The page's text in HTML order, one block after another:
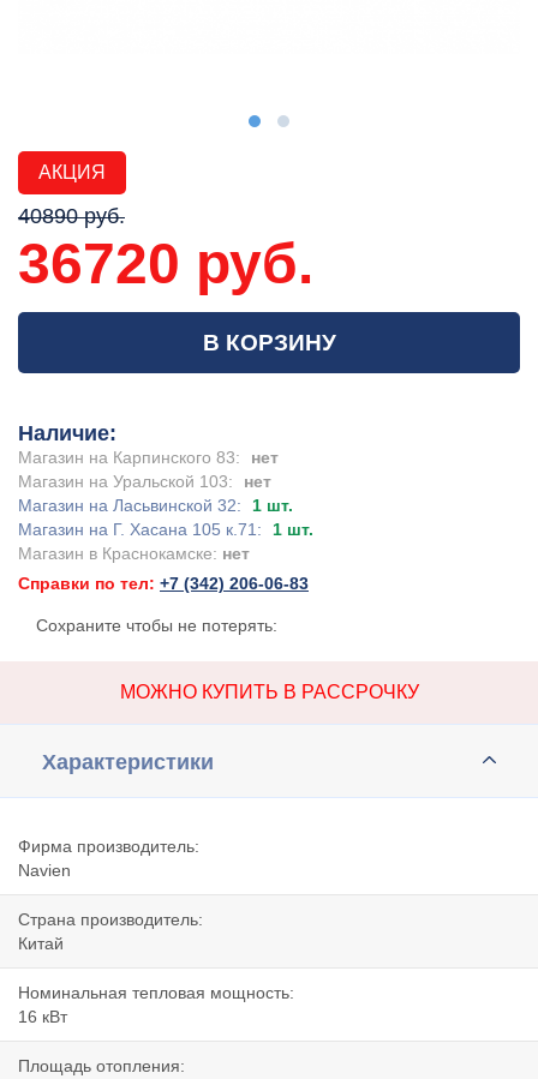
АКЦИЯ
40890 руб.
36720 руб.
В КОРЗИНУ
Наличие:
Магазин на Карпинского 83:
нет
Магазин на Уральской 103:
нет
Магазин на Ласьвинской 32:
1 шт.
Магазин на Г. Хасана 105 к.71:
1 шт.
Магазин в Краснокамске: нет
Справки по тел: +7 (342) 206-06-83
Сохраните чтобы не потерять:
МОЖНО КУПИТЬ В РАССРОЧКУ
Характеристики
Фирма производитель:
Navien
Страна производитель:
Китай
Номинальная тепловая мощность:
16 кВт
Площадь отопления: